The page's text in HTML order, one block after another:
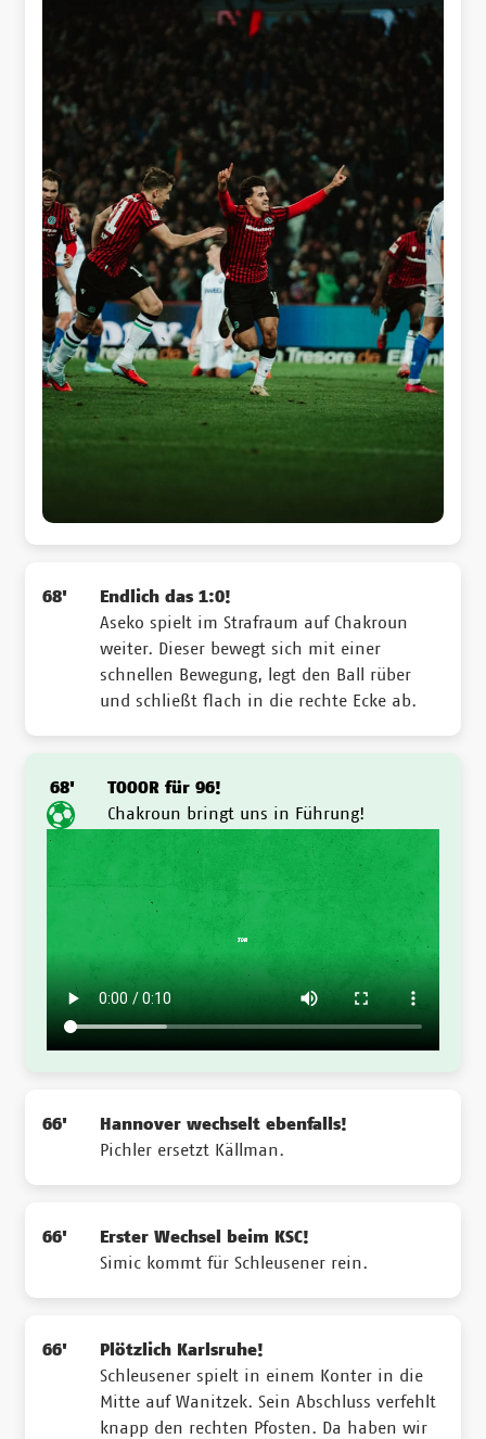
68'
Endlich das 1:0!
Aseko spielt im Strafraum auf Chakroun
weiter. Dieser bewegt sich mit einer
schnellen Bewegung, legt den Ball rüber
und schließt flach in die rechte Ecke ab.
68'
TOOOR für 96!
Chakroun bringt uns in Führung!
66'
Hannover wechselt ebenfalls!
Pichler ersetzt Källman.
66'
Erster Wechsel beim KSC!
Simic kommt für Schleusener rein.
66'
Plötzlich Karlsruhe!
Schleusener spielt in einem Konter in die
Mitte auf Wanitzek. Sein Abschluss verfehlt
knapp den rechten Pfosten. Da haben wir